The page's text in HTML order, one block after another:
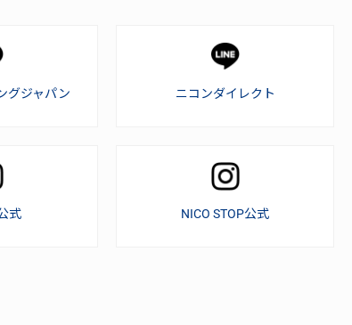
グジャパン ニコンダイレクト
式 NICO STOP公式